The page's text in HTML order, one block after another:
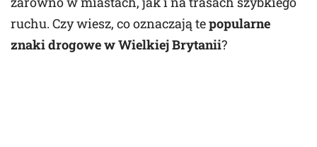
ruchu. Czy wiesz, co oznaczają tepopularne
znaki drogowe w Wielkiej Brytanii?